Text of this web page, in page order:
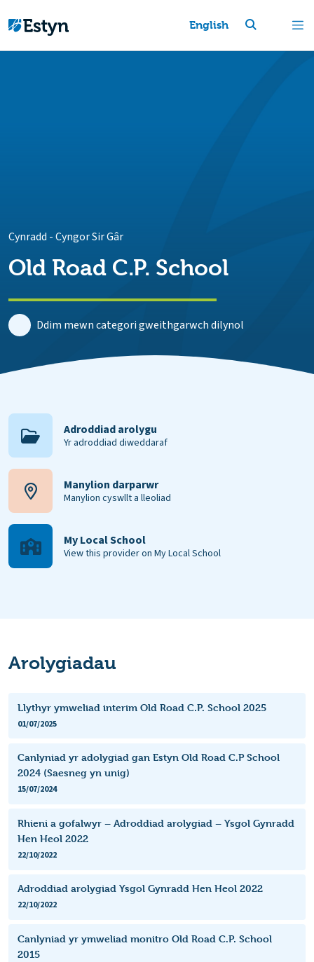
English
Cynradd -Cyngor Sir Gâr
Old Road C.P. School
Ddim mewn categori gweithgarwch dilynol
Adroddiad arolygu
Yr adroddiad diweddaraf
Manylion darparwr
Manylion cyswllt a lleoliad
My Local School
View this provider on My Local School
Arolygiadau
Llythyr ymweliad interim Old Road C.P. School 2025
01/07/2025
Canlyniad yr adolygiad gan Estyn Old Road C.P School
2024 (Saesneg yn unig)
15/07/2024
Rhieni a gofalwyr – Adroddiad arolygiad – Ysgol Gynradd
Hen Heol 2022
22/10/2022
Adroddiad arolygiad Ysgol Gynradd Hen Heol 2022
22/10/2022
Canlyniad yr ymweliad monitro Old Road C.P. School
2015